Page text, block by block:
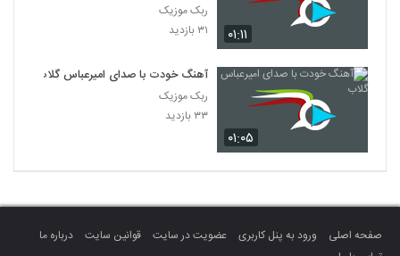
۰۱:۱۱
ربک موزیک
۳۱ بازدید
۰۱:۰۵
آهنگ خودت با صدای امیرعباس گلاب
ربک موزیک
۳۳ بازدید
صفحه اصلی ورود به پنل کاربری عضویت در سایت قوانین سایت
درباره ما